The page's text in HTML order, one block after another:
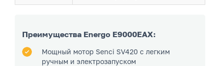
Преимущества Energo E9000EAX:
Мощный мотор Senci SV420 с легким
ручным и электрозапуском